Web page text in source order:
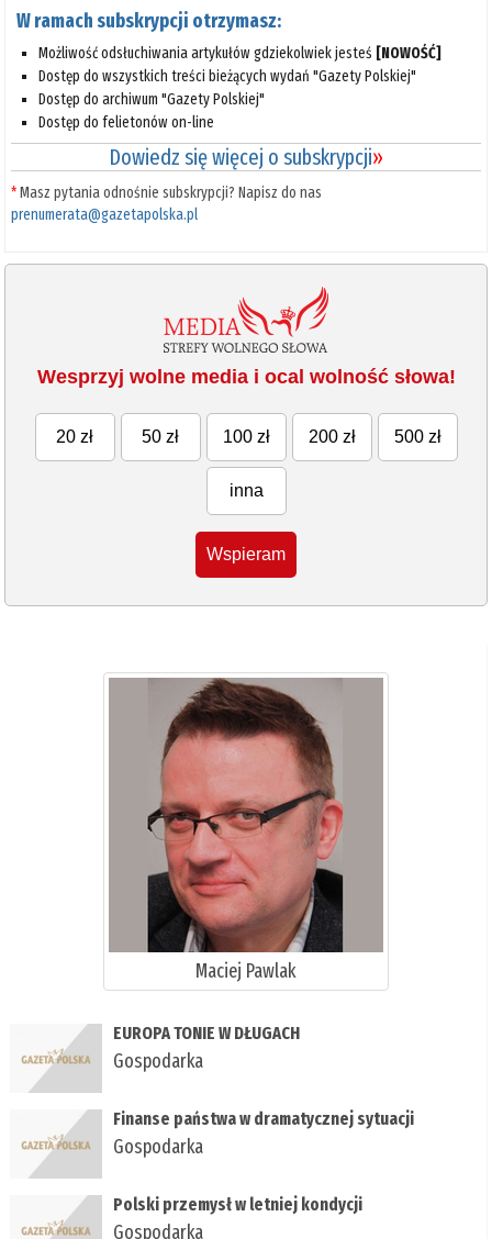
W ramach subskrypcji otrzymasz:
Możliwość odsłuchiwania artykułów gdziekolwiek jesteś [NOWOŚĆ]
Dostęp do wszystkich treści bieżących wydań "Gazety Polskiej"
Dostęp do archiwum "Gazety Polskiej"
Dostęp do felietonów on-line
Dowiedz się więcej o subskrypcji»
*Masz pytania odnośnie subskrypcji? Napisz do nas
prenumerata@gazetapolska.pl
Wesprzyj wolne media i ocal wolność słowa!
20 zł 50 zł 100 zł 200 zł 500 zł
inna
Wspieram
Maciej Pawlak
EUROPA TONIE W DŁUGACH
Gospodarka
Finanse państwa w dramatycznej sytuacji
Gospodarka
Polski przemysł w letniej kondycji
Gospodarka